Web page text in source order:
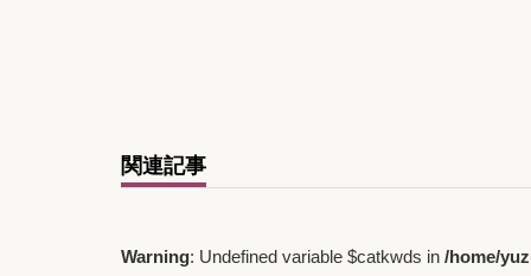
関連記事
Warning: Undefined variable $catkwds in /home/